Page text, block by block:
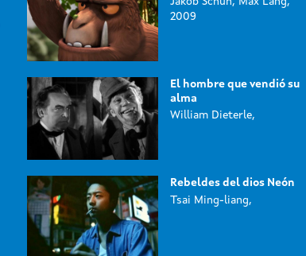
2009
El hombre que vendió su
alma
William Dieterle,
Rebeldes del dios Neón
Tsai Ming-liang,